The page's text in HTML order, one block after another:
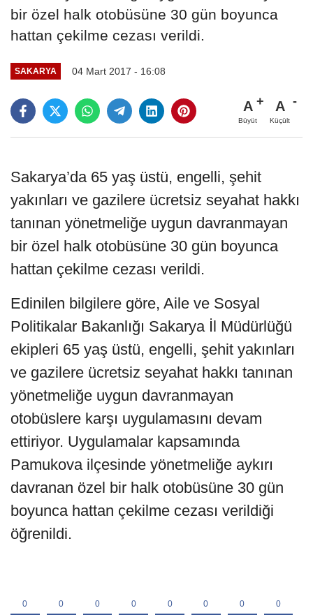
bir özel halk otobüsüne 30 gün boyunca
hattan çekilme cezası verildi.
SAKARYA 04 Mart 2017 - 16:08
A
Büyüt
A
Küçült
Sakarya’da 65 yaş üstü, engelli, şehit
yakınları ve gazilere ücretsiz seyahat hakkı
tanınan yönetmeliğe uygun davranmayan
bir özel halk otobüsüne 30 gün boyunca
hattan çekilme cezası verildi.
Edinilen bilgilere göre, Aile ve Sosyal
Politikalar Bakanlığı Sakarya İl Müdürlüğü
ekipleri 65 yaş üstü, engelli, şehit yakınları
ve gazilere ücretsiz seyahat hakkı tanınan
yönetmeliğe uygun davranmayan
otobüslere karşı uygulamasını devam
ettiriyor. Uygulamalar kapsamında
Pamukova ilçesinde yönetmeliğe aykırı
davranan özel bir halk otobüsüne 30 gün
boyunca hattan çekilme cezası verildiği
öğrenildi.